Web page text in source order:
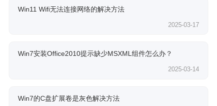
Win11 Wifi无法连接网络的解决方法
2025-03-17
Win7安装Office2010提示缺少MSXML组件怎么办？
2025-03-14
Win7的C盘扩展卷是灰色解决方法